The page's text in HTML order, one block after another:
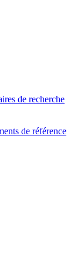
de recherche
de référence